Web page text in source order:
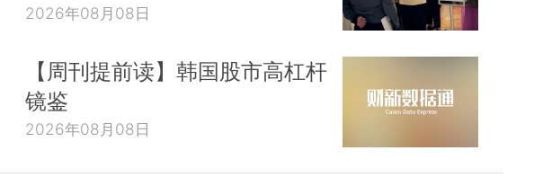
2026年08月08日
【周刊提前读】韩国股市高杠杆
镜鉴
2026年08月08日